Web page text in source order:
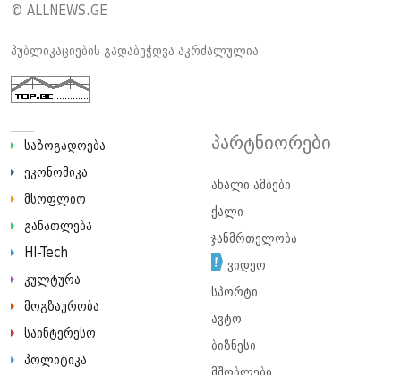
© ALLNEWS.GE
პუბლიკაციების გადაბეჭდვა აკრძალულია
საზოგადოება
ეკონომიკა
მსოფლიო
განათლება
HI-Tech
კულტურა
მოგზაურობა
საინტერესო
პოლიტიკა
პარტნიორები
ახალი ამბები
ქალი
ჯანმრთელობა
ვიდეო
სპორტი
ავტო
ბიზნესი